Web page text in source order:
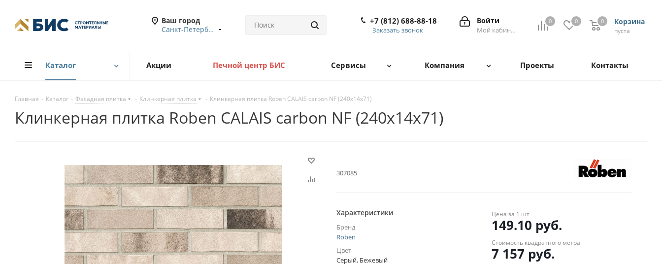
Ваш город
Санкт-Петербург
0 0 Корзина
0
пуста
0
Войти
Мой кабинет
+7 (812) 688-88-18
Заказать звонок
Каталог Акции Печной центр БИС Сервисы Компания Проекты Контакты
Главная - Каталог - Фасадная плитка - Клинкерная плитка - Клинкерная плитка Roben CALAIS carbon NF (240x14x71)
Клинкерная плитка Roben CALAIS carbon NF (240x14x71)
307085
Характеристики
Бренд
Roben
Цвет
Серый, Бежевый
Цена за 1 шт
149.10 руб.
Стоимость квадратного метра
7 157 руб.